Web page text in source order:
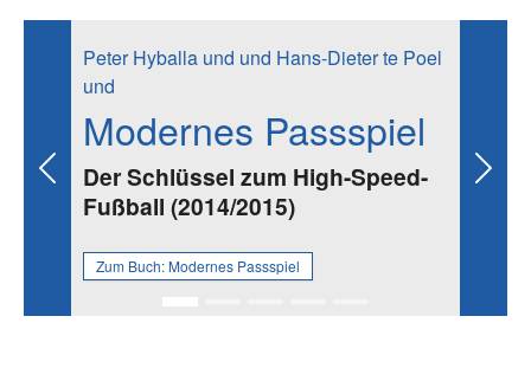
Peter Hyballa und und Hans-Dieter te Poel
und
Modernes Passspiel
Der Schlüssel zum High-Speed-
Fußball (2014/2015)
Zum Buch:Modernes Passspiel
Previous Next